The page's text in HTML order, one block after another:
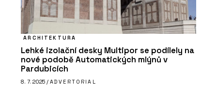
ARCHITEKTURA
Lehké izolační desky Multipor se podílely na
nové podobě Automatických mlýnů v
Pardubicích
8. 7. 2025 / ADVERTORIAL